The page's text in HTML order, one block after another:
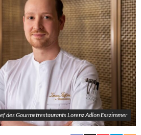
des Gourmetrestaurants Lorenz Adlon Esszimmer